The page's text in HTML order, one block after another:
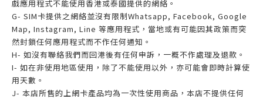
戲應用程式不能使用香港或泰國提供的網絡。
G- SIM卡提供之網絡並沒有限制Whatsapp, Facebook, Google
Map, Instagram, Line 等應用程式，當地或有可能因其政策而突
然封鎖任何應用程式而不作任何通知。
H- 如沒有聯絡我們而回港後有任何申訴，一概不作處理及退款。
I- 如在非使用地區使用，除了不能使用以外，亦可能會即時計算使
用天數。
J- 本店所售的上網卡產品均為一次性使用商品，本店不提供任何